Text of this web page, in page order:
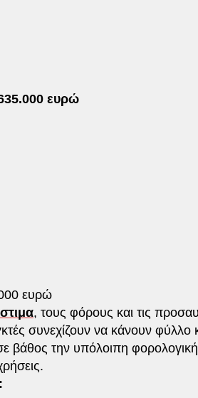
ευρώ
ευρώ
, τους φόρους και τις
συνεχίζουν να κάνουν φύλλο
βάθος την υπόλοιπη